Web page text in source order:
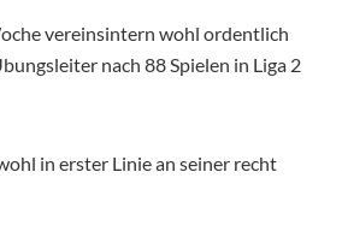
vereinsintern wohl ordentlich
nach 88 Spielen in Liga 2
in erster Linie an seiner recht